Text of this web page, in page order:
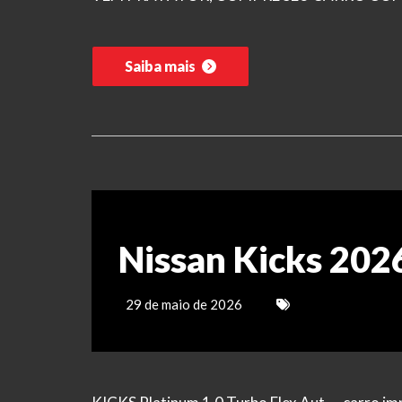
Saiba mais
Nissan Kicks
29 de maio de 2026